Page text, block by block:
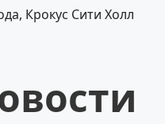
Крокус Сити Холл